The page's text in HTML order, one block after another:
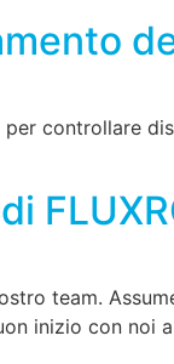
controllare
team.
inizio con noi